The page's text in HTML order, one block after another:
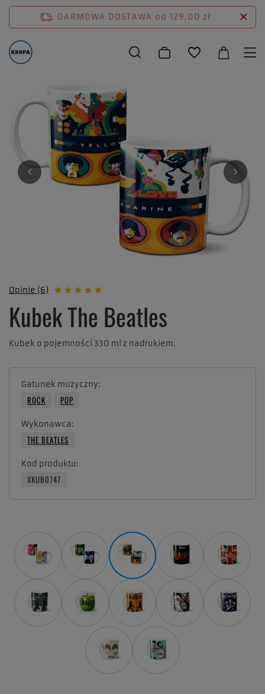
DARMOWA DOSTAWA od 129,00 zł
Opinie (6)
Kubek The Beatles
Kubek o pojemności 330 ml z nadrukiem.
Gatunek muzyczny
ROCK POP
Wykonawca
THE BEATLES
Kod produktu
XKUB0747